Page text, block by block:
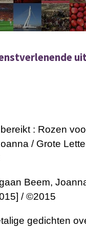
: Rozen
/ Grote
Beem,
/ ©2015
gedichten